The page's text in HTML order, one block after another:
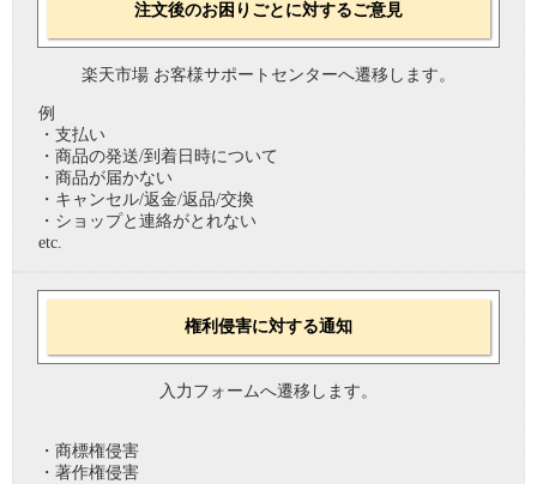
注文後のお困りごとに対するご意見
楽天市場 お客様サポートセンターへ遷移します。
例
・支払い
・商品の発送/到着日時について
・商品が届かない
・キャンセル/返金/返品/交換
・ショップと連絡がとれない
etc.
権利侵害に対する通知
入力フォームへ遷移します。
・商標権侵害
・著作権侵害